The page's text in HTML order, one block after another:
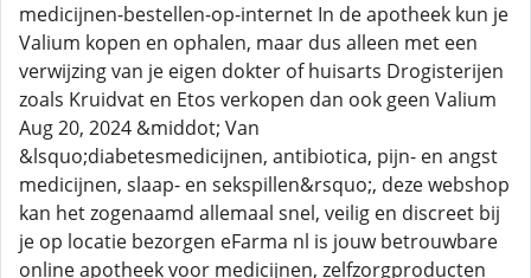
medicijnen-bestellen-op-internet In de apotheek kun je
Valium kopen en ophalen, maar dus alleen met een
verwijzing van je eigen dokter of huisarts Drogisterijen
zoals Kruidvat en Etos verkopen dan ook geen Valium
Aug 20, 2024 &middot; Van
&lsquo;diabetesmedicijnen, antibiotica, pijn- en angst
medicijnen, slaap- en sekspillen&rsquo;, deze webshop
kan het zogenaamd allemaal snel, veilig en discreet bij
je op locatie bezorgen eFarma nl is jouw betrouwbare
online apotheek voor medicijnen, zelfzorgproducten